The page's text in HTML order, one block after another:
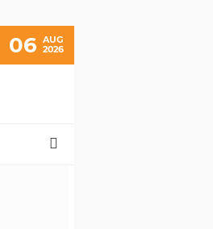
06 AUG
2026